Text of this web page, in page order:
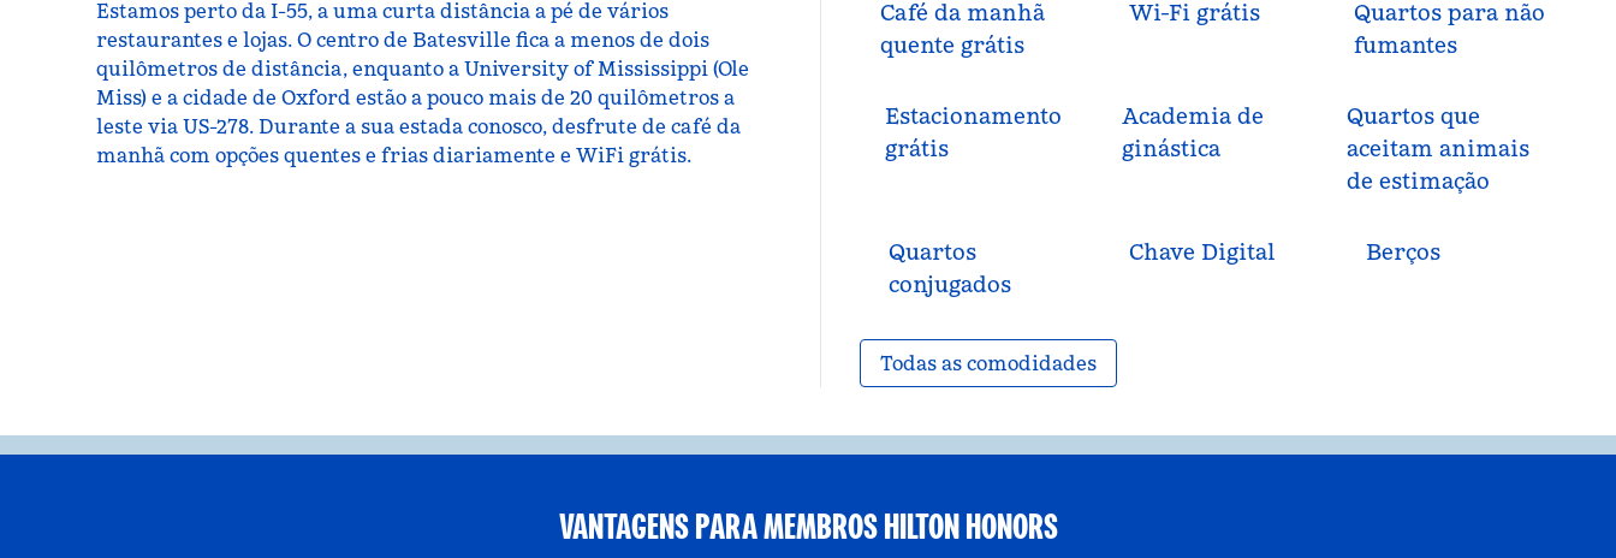
Estamos perto da I-55, a uma curta distância a pé de vários
restaurantes e lojas. O centro de Batesville fica a menos de dois
quilômetros de distância, enquanto a University of Mississippi (Ole
Miss) e a cidade de Oxford estão a pouco mais de 20 quilômetros a
leste via US-278. Durante a sua estada conosco, desfrute de café da
manhã com opções quentes e frias diariamente e WiFi grátis.
Café da manhã
quente grátis
Wi-Fi grátis
Quartos para não
fumantes
Estacionamento
grátis
Academia de
ginástica
Quartos que
aceitam animais
de estimação
Quartos
conjugados
Chave Digital Berços
Todas as comodidades
VANTAGENS PARA MEMBROS HILTON HONORS